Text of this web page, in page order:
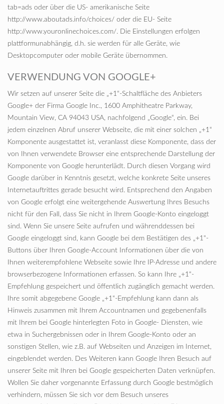
tab=ads oder über die US- amerikanische Seite
http://www.aboutads.info/choices/ oder die EU- Seite
http://www.youronlinechoices.com/. Die Einstellungen erfolgen
plattformunabhängig, d.h. sie werden für alle Geräte, wie
Desktopcomputer oder mobile Geräte übernommen.
VERWENDUNG VON GOOGLE+
Wir setzen auf unserer Seite die „+1“-Schaltfläche des Anbieters
Google+ der Firma Google Inc., 1600 Amphitheatre Parkway,
Mountain View, CA 94043 USA, nachfolgend „Google“, ein. Bei
jedem einzelnen Abruf unserer Webseite, die mit einer solchen „+1“
Komponente ausgestattet ist, veranlasst diese Komponente, dass der
von Ihnen verwendete Browser eine entsprechende Darstellung der
Komponente von Google herunterlädt. Durch diesen Vorgang wird
Google darüber in Kenntnis gesetzt, welche konkrete Seite unseres
Internetauftrittes gerade besucht wird. Entsprechend den Angaben
von Google erfolgt eine weitergehende Auswertung Ihres Besuchs
nicht für den Fall, dass Sie nicht in Ihrem Google-Konto eingeloggt
sind. Wenn Sie unsere Seite aufrufen und währenddessen bei
Google eingeloggt sind, kann Google bei dem Bestätigen des „+1"-
Buttons über Ihren Google-Account Informationen über die von
Ihnen weiterempfohlene Webseite sowie Ihre IP-Adresse und andere
browserbezogene Informationen erfassen. So kann Ihre „+1“-
Empfehlung gespeichert und öffentlich zugänglich gemacht werden.
Ihre somit abgegebene Google „+1“-Empfehlung kann dann als
Hinweis zusammen mit Ihrem Accountnamen und gegebenenfalls
mit Ihrem bei Google hinterlegten Foto in Google- Diensten, wie
etwa in Suchergebnissen oder in Ihrem Google-Konto oder an
sonstigen Stellen, wie z.B. auf Webseiten und Anzeigen im Internet,
eingeblendet werden. Des Weiteren kann Google Ihren Besuch auf
unserer Seite mit Ihren bei Google gespeicherten Daten verknüpfen.
Wollen Sie daher vorgenannte Erfassung durch Google bestmöglich
verhindern, müssen Sie sich vor dem Besuch unseres